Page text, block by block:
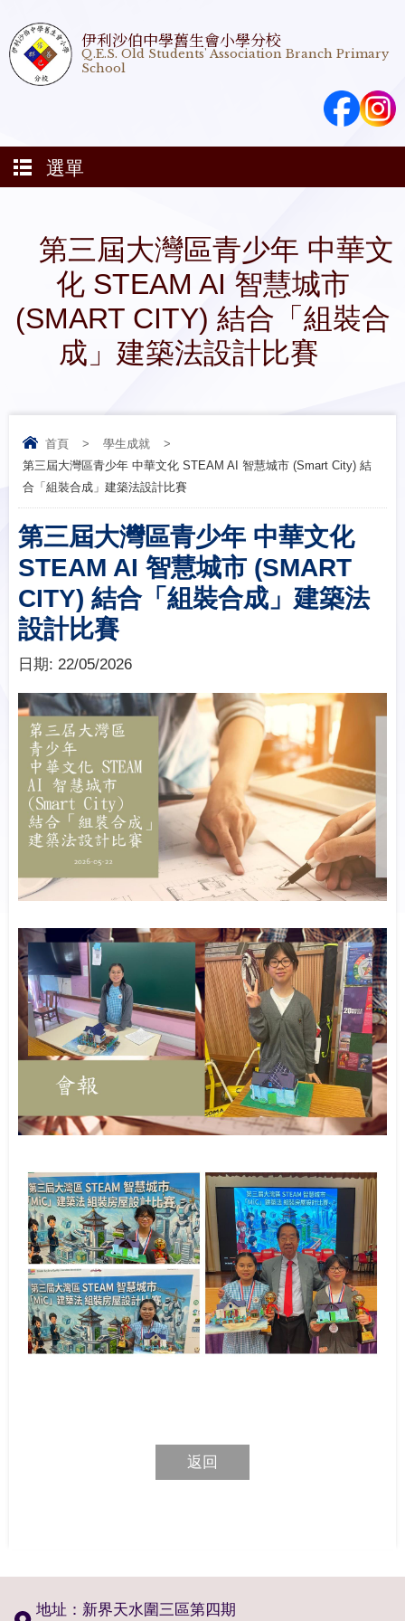
伊利沙伯中學舊生會小學分校
Q.E.S. Old Students' Association Branch Primary
School
選單
第三屆大灣區 青少年 中華文
化 STEAM AI 智慧城市
(SMART CITY) 結合「組裝合
成」建築法設計比賽
首頁 > 學生成就
>
第三屆大灣區 青少年 中華文化 STEAM AI 智慧城市 (Smart City) 結
合「組裝合成」建築法設計比賽
第三屆大灣區 青少年 中華文化
STEAM AI 智慧城市 (SMART
CITY) 結合「組裝合成」建築法
設計比賽
日期: 22/05/2026
返回
地址：新界天水圍三區第四期